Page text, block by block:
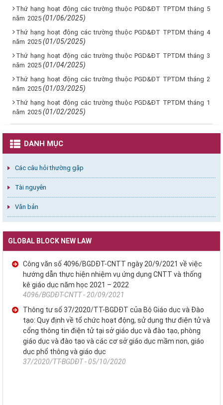
Thứ hạng hoạt động các trường thuộc PGD&ĐT TPTDM tháng 5
năm 2025 (01/06/2025)
Thứ hạng hoạt động các trường thuộc PGD&ĐT TPTDM tháng 4
năm 2025 (01/05/2025)
Thứ hạng hoạt động các trường thuộc PGD&ĐT TPTDM tháng 3
năm 2025 (01/04/2025)
Thứ hạng hoạt động các trường thuộc PGD&ĐT TPTDM tháng 2
năm 2025 (01/03/2025)
Thứ hạng hoạt động các trường thuộc PGD&ĐT TPTDM tháng 1
năm 2025 (01/02/2025)
DANH MỤC
Các câu hỏi thường gặp
Tài nguyên
Văn bản
GLOBAL BLOCK NEW LAW
Công văn số 4096/BGDĐT-CNTT ngày 20/9/2021 về việc
hướng dẫn thực hiện nhiệm vụ ứng dụng CNTT và thống
kê giáo dục năm học 2021 – 2022
4096/BGDĐT-CNTT - 20/09/2021
Thông tư số 37/2020/TT-BGDĐT của Bộ Giáo dục và Đào
tạo: Quy định về tổ chức hoạt động, sử dụng thư điện tử và
cổng thông tin điện tử tại sở giáo dục và đào tạo, phòng
giáo dục và đào tạo và các cơ sở giáo dục mầm non, giáo
dục phổ thông và giáo dục
37/2020/TT-BGDĐT - 05/10/2020